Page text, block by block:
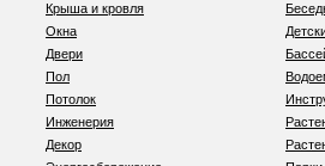
Крыша и кровля
Окна
Двери
Пол
Потолок
Инженерия
Декор